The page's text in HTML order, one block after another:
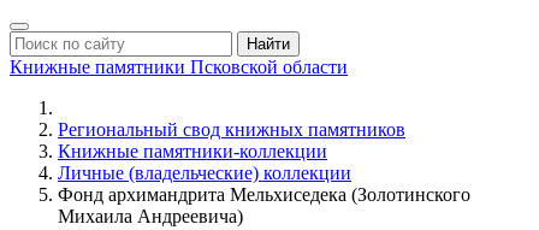
Найти
Книжные памятники Псковской области
Региональный свод книжных памятников
Книжные памятники-коллекции
Личные (владельческие) коллекции
Фонд архимандрита Мельхиседека (Золотинского
Михаила Андреевича)